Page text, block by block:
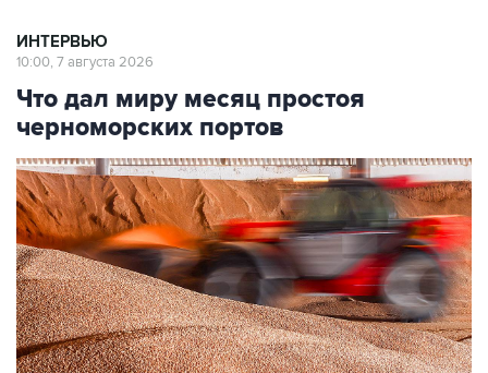
ИНТЕРВЬЮ
10:00, 7 августа 2026
Что дал миру месяц простоя
черноморских портов